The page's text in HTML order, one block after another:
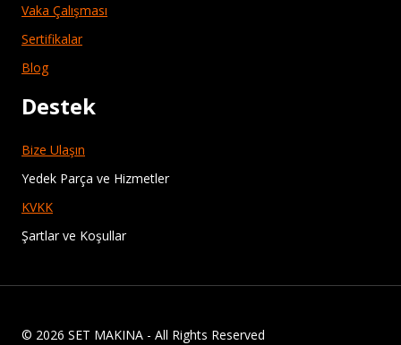
Vaka Çalışması
Sertifikalar
Blog
Destek
Bize Ulaşın
Yedek Parça ve Hizmetler
KVKK
Şartlar ve Koşullar
© 2026 SET MAKINA - All Rights Reserved